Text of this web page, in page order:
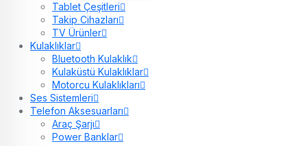
Tablet Çeşitleri
Takip Cihazları
TV Ürünler
Kulaklıklar
Bluetooth Kulaklık
Kulaküstü Kulaklıklar
Motorcu Kulaklıkları
Ses Sistemleri
Telefon Aksesuarları
Araç Şarjı
Power Banklar